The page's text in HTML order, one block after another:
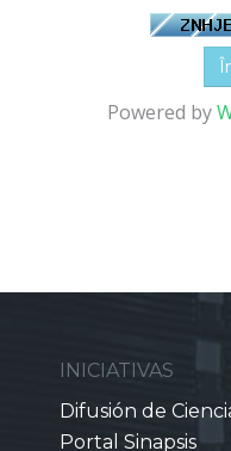
Powered by
INICIATIVAS
Difusión de
Portal Sinapsis